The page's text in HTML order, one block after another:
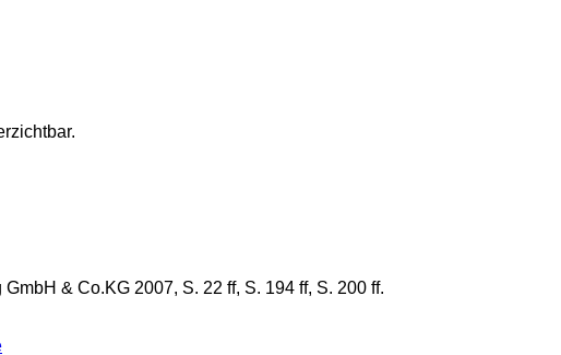
& Co.KG 2007, S. 22 ff, S. 194 ff, S. 200 ff.